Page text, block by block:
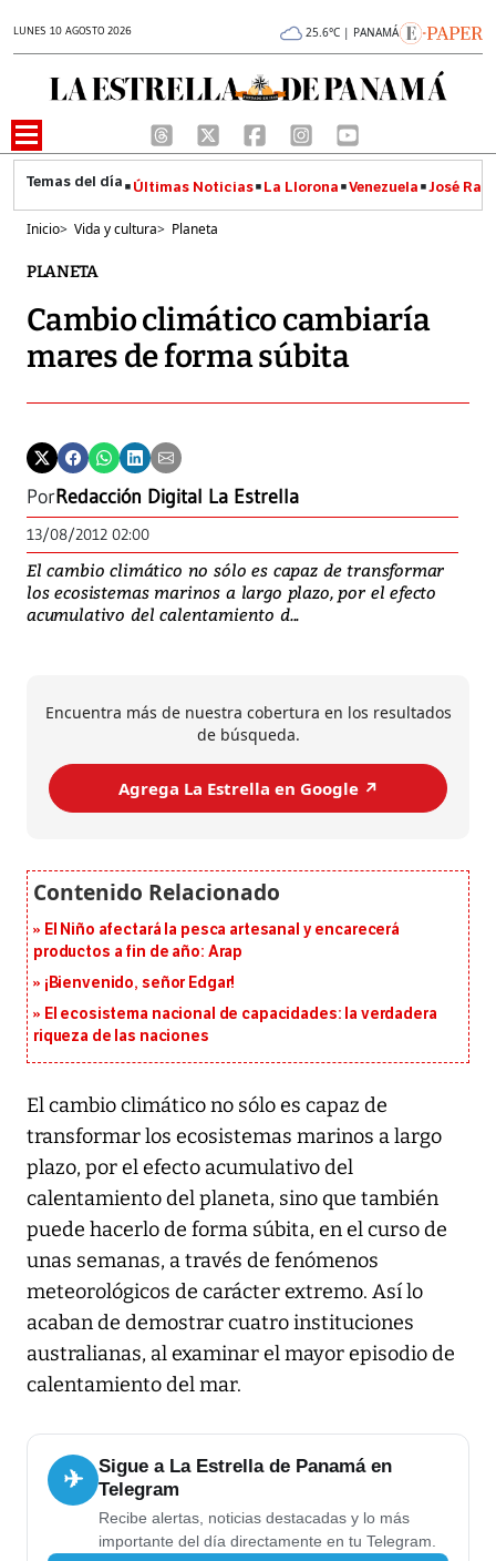
LUNES 10 AGOSTO 2026 25.6°C | PANAMÁ
Últimas Noticias La Llorona Venezuela José
Inicio> Vida y cultura> Planeta
PLANETA
Cambio climático cambiaría
mares de forma súbita
PorRedacción Digital La Estrella
13/08/2012 02:00
El cambio climático no sólo es capaz de transformar
los ecosistemas marinos a largo plazo, por el efecto
acumulativo del calentamiento d...
Encuentra más de nuestra cobertura en los resultados
de búsqueda.
Agrega La Estrella en Google ↗️
El Niño afectará la pesca artesanal y encarecerá
productos a fin de año: Arap
¡Bienvenido, señor Edgar!
El ecosistema nacional de capacidades: la verdadera
riqueza de las naciones
El cambio climático no sólo es capaz de
transformar los ecosistemas marinos a largo
plazo, por el efecto acumulativo del
calentamiento del planeta, sino que también
puede hacerlo de forma súbita, en el curso de
unas semanas, a través de fenómenos
meteorológicos de carácter extremo. Así lo
acaban de demostrar cuatro instituciones
australianas, al examinar el mayor episodio de
calentamiento del mar.
✈
Sigue a La Estrella de Panamá en
Telegram
Recibe alertas, noticias destacadas y lo más
importante del día directamente en tu Telegram.